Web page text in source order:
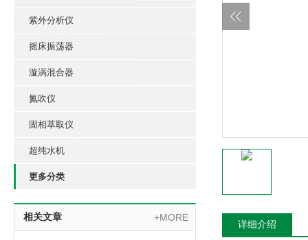
紫外分析仪
摇床振荡器
漩涡混合器
氮吹仪
固相萃取仪
超纯水机
更多分类
相关文章 +MORE
详细介绍